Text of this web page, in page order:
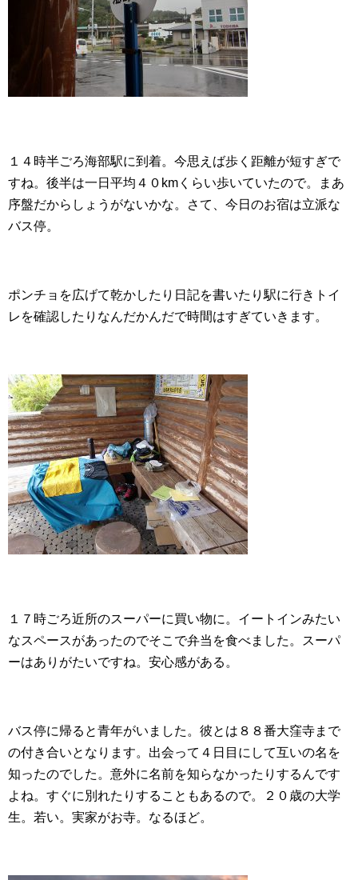
１４時半ごろ海部駅に到着。今思えば歩く距離が短すぎで
すね。後半は一日平均４０kmくらい歩いていたので。まあ
序盤だからしょうがないかな。さて、今日のお宿は立派な
バス停。
ポンチョを広げて乾かしたり日記を書いたり駅に行きトイ
レを確認したりなんだかんだで時間はすぎていきます。
１７時ごろ近所のスーパーに買い物に。イートインみたい
なスペースがあったのでそこで弁当を食べました。スーパ
ーはありがたいですね。安心感がある。
バス停に帰ると青年がいました。彼とは８８番大窪寺まで
の付き合いとなります。出会って４日目にして互いの名を
知ったのでした。意外に名前を知らなかったりするんです
よね。すぐに別れたりすることもあるので。２０歳の大学
生。若い。実家がお寺。なるほど。